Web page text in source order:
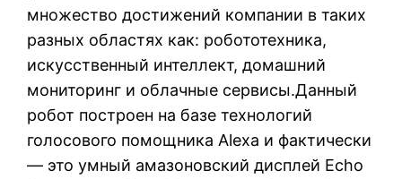
множество достижений компании в таких
разных областях как: робототехника,
искусственный интеллект, домашний
мониторинг и облачные сервисы.Данный
робот построен на базе технологий
голосового помощника Alexa и фактически
— это умный амазоновский дисплей Echo